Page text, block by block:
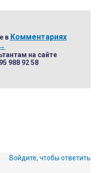
в Комментариях
на сайте
988 92 58
Войдите, чтобы ответить